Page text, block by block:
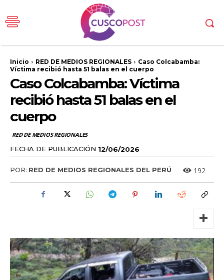
Inicio RED DE MEDIOS REGIONALES
Caso Colcabamba:
Víctima recibió hasta 51 balas en el cuerpo
Caso Colcabamba: Víctima
recibió hasta 51 balas en el
cuerpo
RED DE MEDIOS REGIONALES
FECHA DE PUBLICACIÓN 12/06/2026
POR: RED DE MEDIOS REGIONALES DEL PERÚ 192